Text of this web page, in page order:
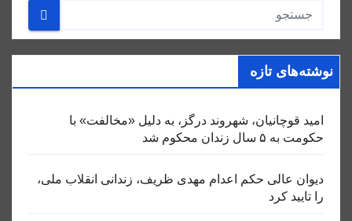
نوشته‌های تازه
امید قوچانیان، شهروند درگز، به دلیل «مخالفت» با
حکومت به ۵ سال زندان محکوم شد
دیوان عالی حکم اعدام مهدی ظریف، زندانی انقلاب ملی،
را تایید کرد